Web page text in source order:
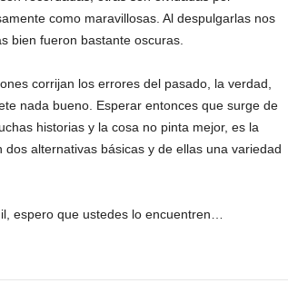
como maravillosas. Al despulgarlas nos
bien fueron bastante oscuras.
corrijan los errores del pasado, la verdad,
nada bueno. Esperar entonces que surge de
historias y la cosa no pinta mejor, es la
alternativas básicas y de ellas una variedad
espero que ustedes lo encuentren…